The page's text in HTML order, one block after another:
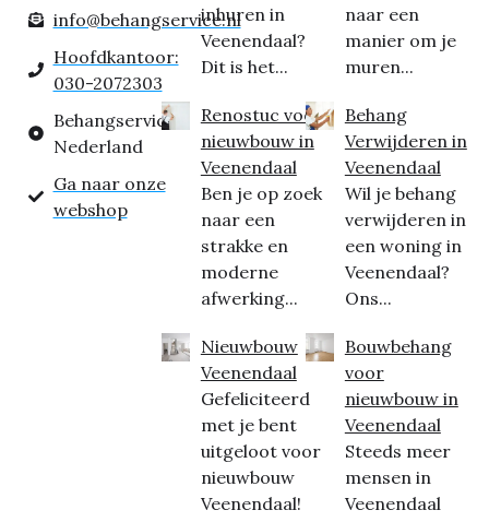
info@behangservice.nl
Hoofdkantoor:
030-2072303
Behangservice
Nederland
Ga naar onze
webshop
inhuren in
Veenendaal?
Dit is het...
Renostuc voor
nieuwbouw in
Veenendaal
Ben je op zoek
naar een
strakke en
moderne
afwerking...
Nieuwbouw
Veenendaal
Gefeliciteerd
met je bent
uitgeloot voor
nieuwbouw
Veenendaal!
naar een
manier om je
muren...
Behang
Verwijderen in
Veenendaal
Wil je behang
verwijderen in
een woning in
Veenendaal?
Ons...
Bouwbehang
voor
nieuwbouw in
Veenendaal
Steeds meer
mensen in
Veenendaal